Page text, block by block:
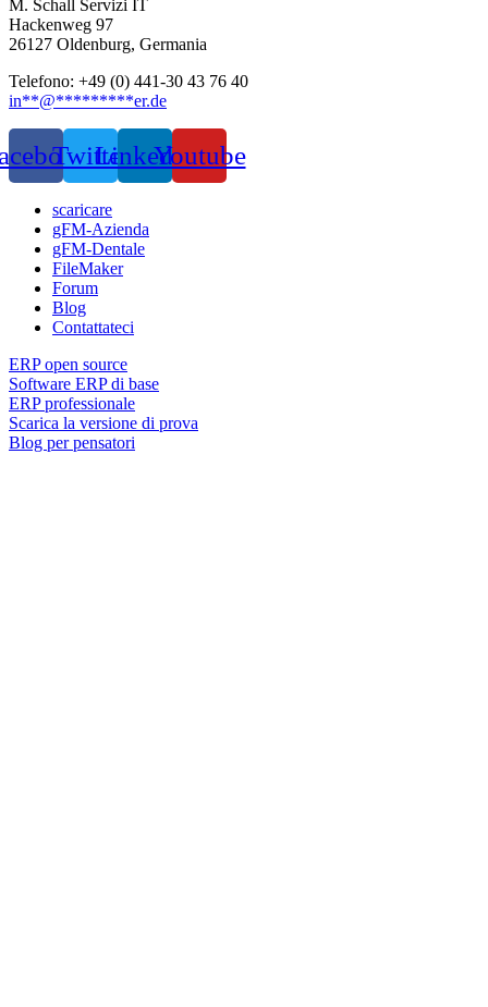
M. Schall Servizi IT
Hackenweg 97
26127 Oldenburg, Germania
Telefono: +49 (0) 441-30 43 76 40
in**@*********er.de
TwitterLinkedinYoutube
scaricare
gFM-Azienda
gFM-Dentale
FileMaker
Forum
Blog
Contattateci
ERP open source
Software ERP di base
ERP professionale
Scarica la versione di prova
Blog per pensatori